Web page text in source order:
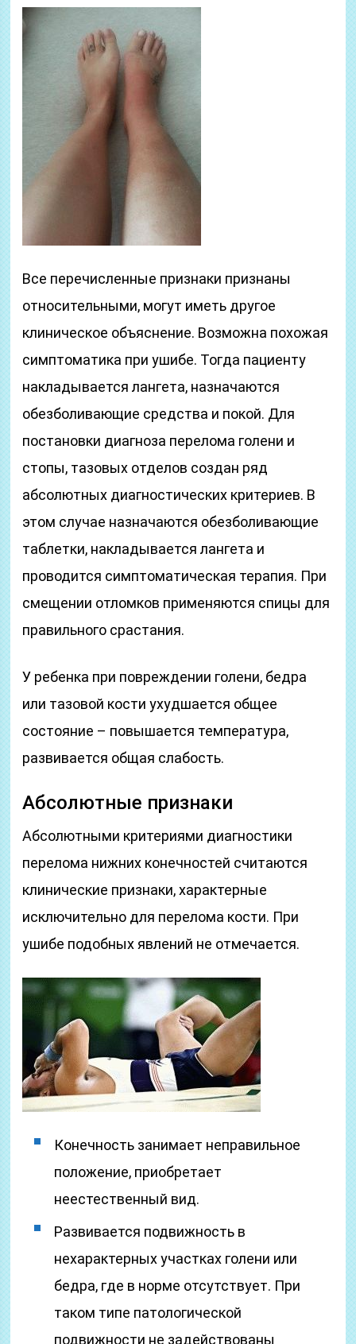
Все перечисленные признаки признаны
относительными, могут иметь другое
клиническое объяснение. Возможна похожая
симптоматика при ушибе. Тогда пациенту
накладывается лангета, назначаются
обезболивающие средства и покой. Для
постановки диагноза перелома голени и
стопы, тазовых отделов создан ряд
абсолютных диагностических критериев. В
этом случае назначаются обезболивающие
таблетки, накладывается лангета и
проводится симптоматическая терапия. При
смещении отломков применяются спицы для
правильного срастания.
У ребенка при повреждении голени, бедра
или тазовой кости ухудшается общее
состояние – повышается температура,
развивается общая слабость.
Абсолютные признаки
Абсолютными критериями диагностики
перелома нижних конечностей считаются
клинические признаки, характерные
исключительно для перелома кости. При
ушибе подобных явлений не отмечается.
Конечность занимает неправильное
положение, приобретает
неестественный вид.
Развивается подвижность в
нехарактерных участках голени или
бедра, где в норме отсутствует. При
таком типе патологической
подвижности не задействованы